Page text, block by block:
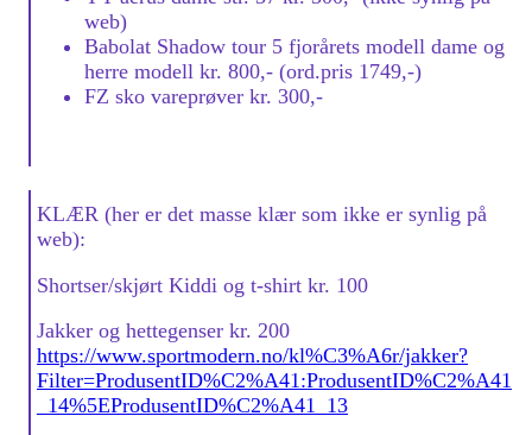
web)
Babolat Shadow tour 5 fjorårets modell dame og
herre modell kr. 800,- (ord.pris 1749,-)
FZ sko vareprøver kr. 300,-
KLÆR (her er det masse klær som ikke er synlig på
web):
Shortser/skjørt Kiddi og t-shirt kr. 100
Jakker og hettegenser kr. 200
https://www.sportmodern.no/kl%C3%A6r/jakker?
Filter=ProdusentID%C2%A41:ProdusentID%C2%A41
_14%5EProdusentID%C2%A41_13